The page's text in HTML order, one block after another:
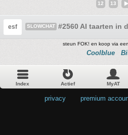
12 13
esf SLOWCHAT #2560 AI taarten in
steun FOK! en koop via
Coolblue
Index Actief MyAT
privacy premium